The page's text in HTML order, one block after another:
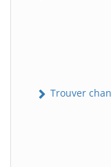
Trouver